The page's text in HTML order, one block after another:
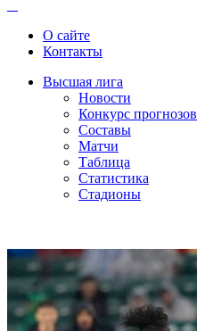
О сайте
Контакты
Высшая лига
Новости
Конкурс прогнозов
Составы
Матчи
Таблица
Статистика
Стадионы